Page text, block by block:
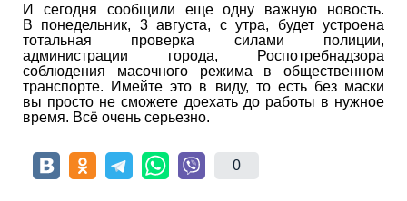
И сегодня сообщили еще одну важную новость.
В понедельник, 3 августа, с утра, будет устроена
тотальная проверка силами полиции,
администрации города, Роспотребнадзора
соблюдения масочного режима в общественном
транспорте. Имейте это в виду, то есть без маски
вы просто не сможете доехать до работы в нужное
время. Всё очень серьезно.
0